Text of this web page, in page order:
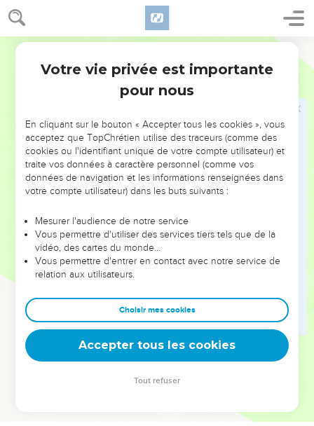
Osée Introduction
prophétique à l’exemple des mimes produits par Jérémie
(13.1-7) ou Ezéchiel (3.22 à 5.17). Au symbolisme conjugal se
rattache le thème du procès : l’Eternel intente un procès
(2.4ss. ; ch.12) à son peuple infidèle comme un mari à son
qualité de peuple de Dieu (1.6-8 ; 2.4). Comme les paroles
pieuses et les rites cultuels des Israélites ne sont pas
accompagnés d’une véritable humiliation et d’un amour
durable pour l’Eternel (ch.6), le châtiment est imminent ; ce
sera la guerre et l’exil (5.8ss. ; ch.8 à 10 ; 13).
infidèle. L’exil sera comme un retour au désert où l’Eternel
se fera connaître à son peuple comme au Sinaï. Il lui
accordera le pardon, le reprendra pour son peuple, en le
transformant pour qu’il aime fidèlement l’Eternel et vive
caractérise l’Eternel doit aussi caractériser ceux qui lui
appartiennent dans leur relation avec Dieu et avec leur
prochain (6.6 ; 12.7).
permission. All rights reserved worldwide.
Votre vie privée est importante
pour nous
En cliquant sur le bouton « Accepter tous les cookies », vous
acceptez que TopChrétien utilise des traceurs (comme des
cookies ou l'identifiant unique de votre compte utilisateur) et
traite vos données à caractère personnel (comme vos
données de navigation et les informations renseignées dans
votre compte utilisateur) dans les buts suivants :
Mesurer l'audience de notre service
Vous permettre d'utiliser des services tiers tels que de la
vidéo, des cartes du monde…
Vous permettre d'entrer en contact avec notre service de
relation aux utilisateurs.
Choisir mes cookies
Accepter tous les cookies
Tout refuser